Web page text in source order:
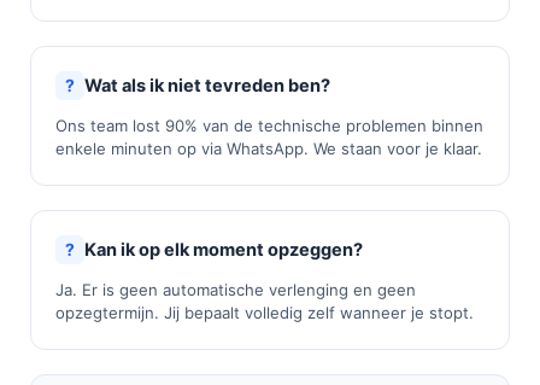
Wat als ik niet tevreden ben?
Ons team lost 90% van de technische problemen binnen
enkele minuten op via WhatsApp. We staan voor je klaar.
Kan ik op elk moment opzeggen?
Ja. Er is geen automatische verlenging en geen
opzegtermijn. Jij bepaalt volledig zelf wanneer je stopt.